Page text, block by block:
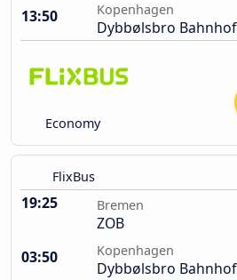
13:50
Kopenhagen
Dybbølsbro Bahnhof
Economy
FlixBus
19:25 Bremen
ZOB
03:50
Kopenhagen
Dybbølsbro Bahnhof